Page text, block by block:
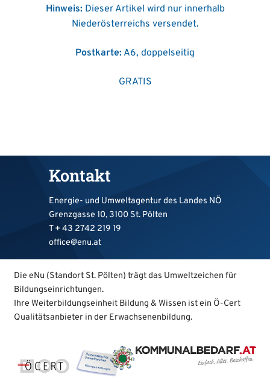
Hinweis:Dieser Artikel wird nur innerhalb
Niederösterreichs versendet.
Postkarte: A6, doppelseitig
GRATIS
Kontakt
Energie- und Umweltagentur des Landes NÖ
Grenzgasse 10, 3100 St. Pölten
T + 43 2742 219 19
office@enu.at
Die eNu (Standort St. Pölten) trägt das Umweltzeichen für
Bildungseinrichtungen.
Ihre Weiterbildungseinheit Bildung & Wissen ist ein Ö-Cert
Qualitätsanbieter in der Erwachsenenbildung.